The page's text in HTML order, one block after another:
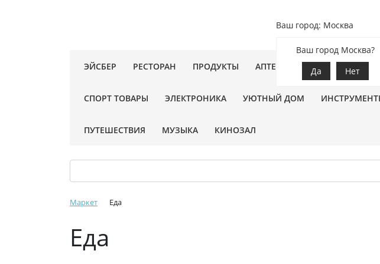
Ваш город: Москва
Ваш город Москва?
Да
Нет
ЭЙСБЕР РЕСТОРАН ПРОДУКТЫ АПТЕКА ЗООТОВАРЫ
СПОРТ ТОВАРЫ ЭЛЕКТРОНИКА УЮТНЫЙ ДОМ
ПУТЕШЕСТВИЯ МУЗЫКА КИНОЗАЛ
Маркет Еда
Еда